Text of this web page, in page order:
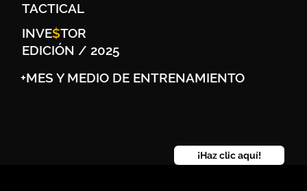
TACTICAL
INVE$TOR
EDICIÓN / 2025
+MES Y MEDIO DE ENTRENAMIENTO
¡Haz clic aquí!